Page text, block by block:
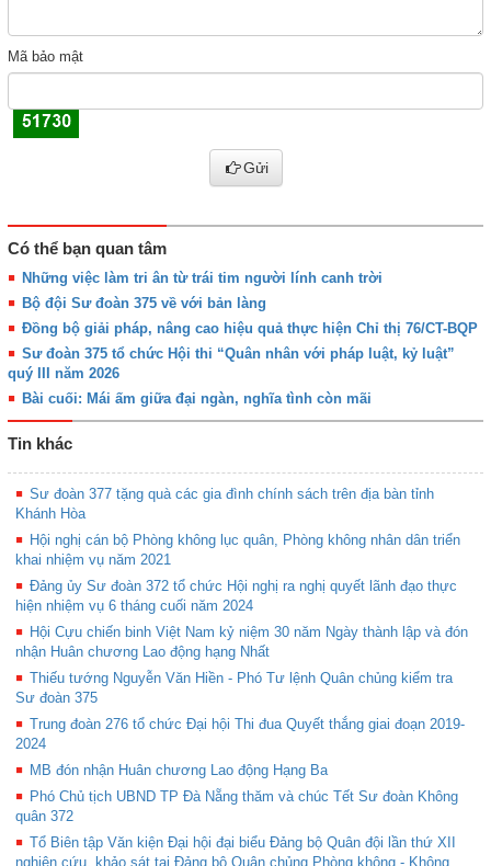
Mã bảo mật
Gửi
Có thể bạn quan tâm
Những việc làm tri ân từ trái tim người lính canh trời
Bộ đội Sư đoàn 375 về với bản làng
Đồng bộ giải pháp, nâng cao hiệu quả thực hiện Chỉ thị 76/CT-BQP
Sư đoàn 375 tổ chức Hội thi “Quân nhân với pháp luật, kỷ luật”
quý III năm 2026
Bài cuối: Mái ấm giữa đại ngàn, nghĩa tình còn mãi
Tin khác
Sư đoàn 377 tặng quà các gia đình chính sách trên địa bàn tỉnh
Khánh Hòa
Hội nghị cán bộ Phòng không lục quân, Phòng không nhân dân triển
khai nhiệm vụ năm 2021
Đảng ủy Sư đoàn 372 tổ chức Hội nghị ra nghị quyết lãnh đạo thực
hiện nhiệm vụ 6 tháng cuối năm 2024
Hội Cựu chiến binh Việt Nam kỷ niệm 30 năm Ngày thành lập và đón
nhận Huân chương Lao động hạng Nhất
Thiếu tướng Nguyễn Văn Hiền - Phó Tư lệnh Quân chủng kiểm tra
Sư đoàn 375
Trung đoàn 276 tổ chức Đại hội Thi đua Quyết thắng giai đoạn 2019-
2024
MB đón nhận Huân chương Lao động Hạng Ba
Phó Chủ tịch UBND TP Đà Nẵng thăm và chúc Tết Sư đoàn Không
quân 372
Tổ Biên tập Văn kiện Đại hội đại biểu Đảng bộ Quân đội lần thứ XII
nghiên cứu, khảo sát tại Đảng bộ Quân chủng Phòng không - Không